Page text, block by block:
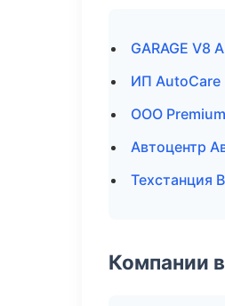
GARAGE V8
ИП AutoCare
ООО
Автоцентр
Техстанция
Компании